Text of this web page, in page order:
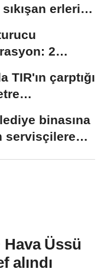
erleri,
2
TIR'ın çarptığı
binasına
servisçilere
Üssü
alındı